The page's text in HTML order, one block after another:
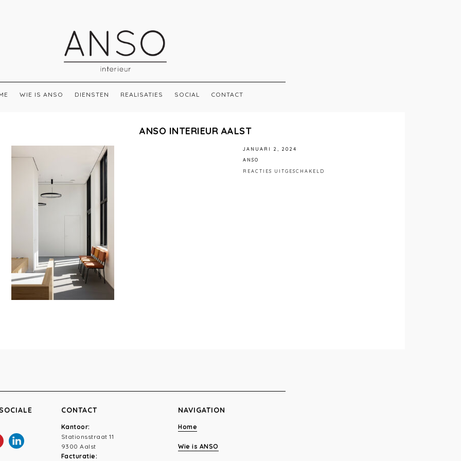
WIE IS ANSO DIENSTEN REALISATIES SOCIAL CONTACT
ANSO INTERIEUR AALST
JANUARI 2, 2024
ANSO
REACTIES UITGESCHAKELD
CONTACT
Kantoor:
Stationsstraat 11
9300 Aalst
Facturatie:
NAVIGATION
Home
Wie is ANSO